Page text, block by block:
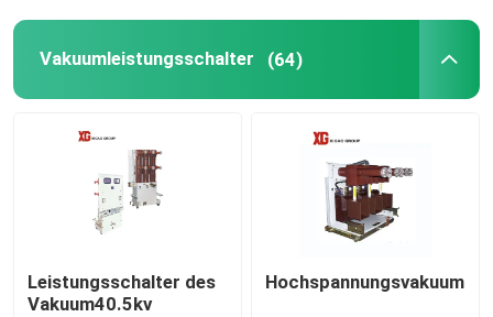
Vakuumleistungsschalter (64)
Leistungsschalter des
Vakuum40.5kv